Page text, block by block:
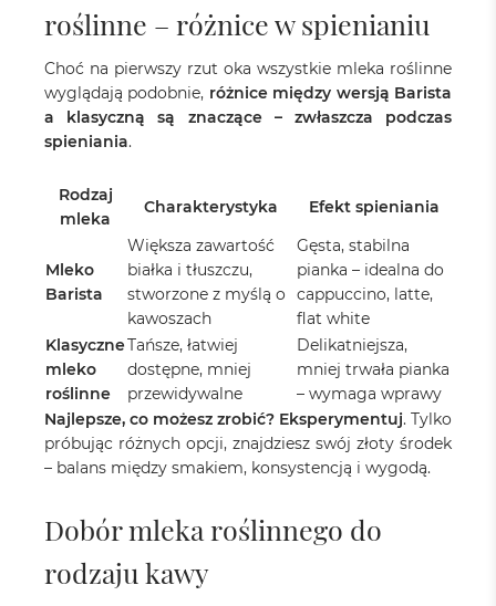
roślinne – różnice w spienianiu
Choć na pierwszy rzut oka wszystkie mleka roślinne
wyglądają podobnie, różnice między wersją Barista
a klasyczną są znaczące – zwłaszcza podczas
spieniania.
Rodzaj
mleka
Charakterystyka Efekt spieniania
Mleko
Barista
Większa zawartość
białka i tłuszczu,
stworzone z myślą o
kawoszach
Gęsta, stabilna
pianka – idealna do
cappuccino, latte,
flat white
Klasyczne
mleko
roślinne
Tańsze, łatwiej
dostępne, mniej
przewidywalne
Delikatniejsza,
mniej trwała pianka
– wymaga wprawy
Najlepsze, co możesz zrobić? Eksperymentuj. Tylko
próbując różnych opcji, znajdziesz swój złoty środek
– balans między smakiem, konsystencją i wygodą.
Dobór mleka roślinnego do
rodzaju kawy